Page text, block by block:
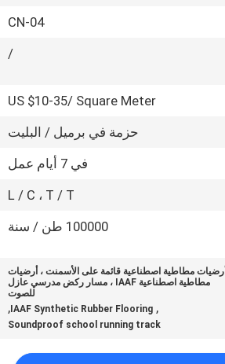
CN-04
/
US $10-35/ Square Meter
حزمة في برميل / البليت
في 7 أيام عمل
L / C ، T / T
100000 طن / سنة
أرضيات مطاطية اصطناعية قائمة على الأسمنت ، أرضيات
مطاطية اصطناعية IAAF ، مسار ركض مدرسي عازل
للصوت
,
IAAF Synthetic Rubber Flooring
,
Soundproof school running track